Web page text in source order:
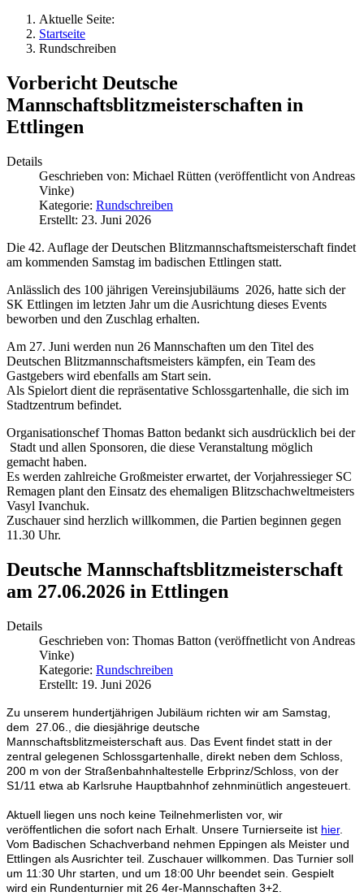
Aktuelle Seite:
Startseite
Rundschreiben
Vorbericht Deutsche
Mannschaftsblitzmeisterschaften in
Ettlingen
Details
Geschrieben von: Michael Rütten (veröffentlicht von Andreas
Vinke)
Kategorie: Rundschreiben
Erstellt: 23. Juni 2026
Die 42. Auflage der Deutschen Blitzmannschaftsmeisterschaft findet
am kommenden Samstag im badischen Ettlingen statt.
Anlässlich des 100 jährigen Vereinsjubiläums 2026, hatte sich der
SK Ettlingen im letzten Jahr um die Ausrichtung dieses Events
beworben und den Zuschlag erhalten.
Am 27. Juni werden nun 26 Mannschaften um den Titel des
Deutschen Blitzmannschaftsmeisters kämpfen, ein Team des
Gastgebers wird ebenfalls am Start sein.
Als Spielort dient die repräsentative Schlossgartenhalle, die sich im
Stadtzentrum befindet.
Organisationschef Thomas Batton bedankt sich ausdrücklich bei der
Stadt und allen Sponsoren, die diese Veranstaltung möglich
gemacht haben.
Es werden zahlreiche Großmeister erwartet, der Vorjahressieger SC
Remagen plant den Einsatz des ehemaligen Blitzschachweltmeisters
Vasyl Ivanchuk.
Zuschauer sind herzlich willkommen, die Partien beginnen gegen
11.30 Uhr.
Deutsche Mannschaftsblitzmeisterschaft
am 27.06.2026 in Ettlingen
Details
Geschrieben von: Thomas Batton (veröffnetlicht von Andreas
Vinke)
Kategorie: Rundschreiben
Erstellt: 19. Juni 2026
Zu unserem hundertjährigen Jubiläum richten wir am Samstag,
dem 27.06., die diesjährige deutsche
Mannschaftsblitzmeisterschaft aus. Das Event findet statt in der
zentral gelegenen Schlossgartenhalle, direkt neben dem Schloss,
200 m von der Straßenbahnhaltestelle Erbprinz/Schloss, von der
S1/11 etwa ab Karlsruhe Hauptbahnhof zehnminütlich angesteuert.
Aktuell liegen uns noch keine Teilnehmerlisten vor, wir
veröffentlichen die sofort nach Erhalt. Unsere Turnierseite ist hier.
Vom Badischen Schachverband nehmen Eppingen als Meister und
Ettlingen als Ausrichter teil. Zuschauer willkommen. Das Turnier soll
um 11:30 Uhr starten, und um 18:00 Uhr beendet sein. Gespielt
wird ein Rundenturnier mit 26 4er-Mannschaften 3+2.